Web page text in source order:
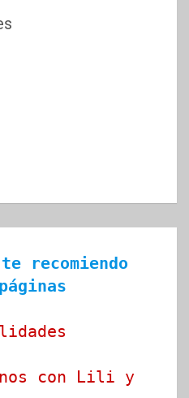
recomiendo
con Lili y